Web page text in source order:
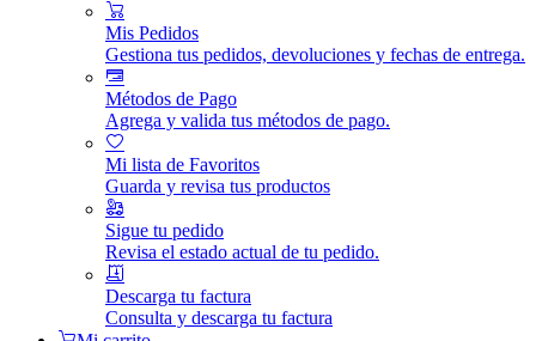
Mis Pedidos
Gestiona tus pedidos, devoluciones y fechas de entrega.
Métodos de Pago
Agrega y valida tus métodos de pago.
Mi lista de Favoritos
Guarda y revisa tus productos
Sigue tu pedido
Revisa el estado actual de tu pedido.
Descarga tu factura
Consulta y descarga tu factura